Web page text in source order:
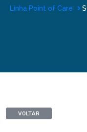
Linha Point of Care
VOLTAR